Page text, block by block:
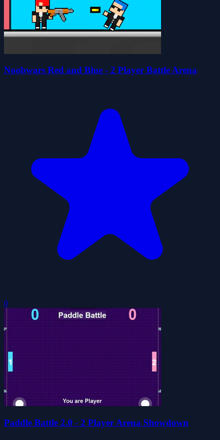
Noobwars Red and Blue - 2 Player Battle Arena
0
Paddle Battle 2.0 - 2 Player Arena Showdown